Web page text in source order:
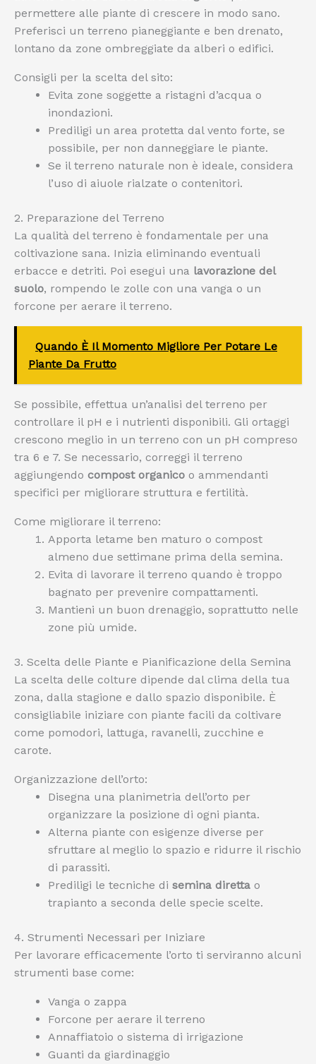
permettere alle piante di crescere in modo sano.
Preferisci un terreno pianeggiante e ben drenato,
lontano da zone ombreggiate da alberi o edifici.
Consigli per la scelta del sito:
Evita zone soggette a ristagni d’acqua o
inondazioni.
Prediligi un area protetta dal vento forte, se
possibile, per non danneggiare le piante.
Se il terreno naturale non è ideale, considera
l’uso di aiuole rialzate o contenitori.
2. Preparazione del Terreno
La qualità del terreno è fondamentale per una
coltivazione sana. Inizia eliminando eventuali
erbacce e detriti. Poi esegui una lavorazione del
suolo, rompendo le zolle con una vanga o un
forcone per aerare il terreno.
Quando È Il Momento Migliore Per Potare Le
Piante Da Frutto
Se possibile, effettua un’analisi del terreno per
controllare il pH e i nutrienti disponibili. Gli ortaggi
crescono meglio in un terreno con un pH compreso
tra 6 e 7. Se necessario, correggi il terreno
aggiungendo compost organico o ammendanti
specifici per migliorare struttura e fertilità.
Come migliorare il terreno:
Apporta letame ben maturo o compost
almeno due settimane prima della semina.
Evita di lavorare il terreno quando è troppo
bagnato per prevenire compattamenti.
Mantieni un buon drenaggio, soprattutto nelle
zone più umide.
3. Scelta delle Piante e Pianificazione della Semina
La scelta delle colture dipende dal clima della tua
zona, dalla stagione e dallo spazio disponibile. È
consigliabile iniziare con piante facili da coltivare
come pomodori, lattuga, ravanelli, zucchine e
carote.
Organizzazione dell’orto:
Disegna una planimetria dell’orto per
organizzare la posizione di ogni pianta.
Alterna piante con esigenze diverse per
sfruttare al meglio lo spazio e ridurre il rischio
di parassiti.
Prediligi le tecniche di semina diretta o
trapianto a seconda delle specie scelte.
4. Strumenti Necessari per Iniziare
Per lavorare efficacemente l’orto ti serviranno alcuni
strumenti base come:
Vanga o zappa
Forcone per aerare il terreno
Annaffiatoio o sistema di irrigazione
Guanti da giardinaggio